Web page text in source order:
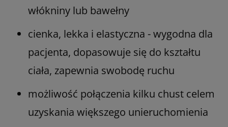
włókniny lub bawełny
cienka, lekka i elastyczna - wygodna dla
pacjenta, dopasowuje się do kształtu
ciała, zapewnia swobodę ruchu
możliwość połączenia kilku chust celem
uzyskania większego unieruchomienia